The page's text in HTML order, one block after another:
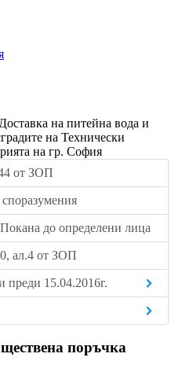
Доставка на питейна вода и
на Технически
на гр. София
от ЗОП
до определени лица
ал.4 от ЗОП
преди 15.04.2016г.
поръчка